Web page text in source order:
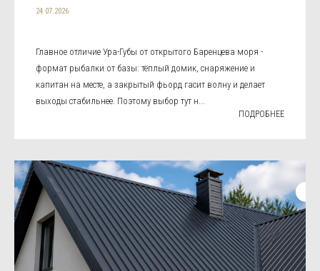
24.07.2026
Главное отличие Ура-Губы от открытого Баренцева моря -
формат рыбалки от базы: тёплый домик, снаряжение и
капитан на месте, а закрытый фьорд гасит волну и делает
выходы стабильнее. Поэтому выбор тут н...
ПОДРОБНЕЕ